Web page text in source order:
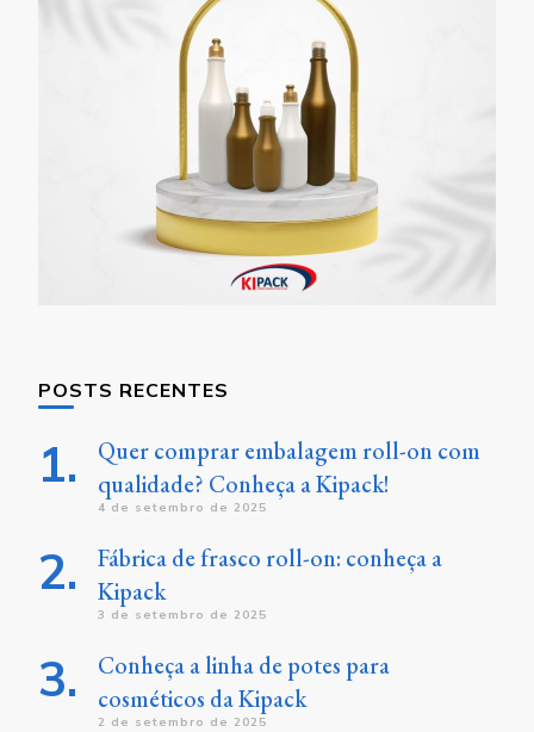
POSTS RECENTES
Quer comprar embalagem roll-on com
qualidade? Conheça a Kipack!
4 de setembro de 2025
Fábrica de frasco roll-on: conheça a
Kipack
3 de setembro de 2025
Conheça a linha de potes para
cosméticos da Kipack
2 de setembro de 2025